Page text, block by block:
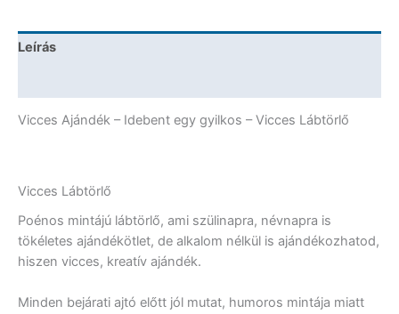
Vicces
Leírás
Vicces Ajándék – Idebent egy gyilkos – Vicces Lábtörlő
Vicces Lábtörlő
Poénos mintájú lábtörlő, ami szülinapra, névnapra is
tökéletes ajándékötlet, de alkalom nélkül is ajándékozhatod,
hiszen vicces, kreatív ajándék.
Minden bejárati ajtó előtt jól mutat, humoros mintája miatt